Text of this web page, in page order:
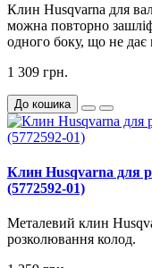
Клин Husqvarna для
можна повторно
одного боку, що не дає
1 309 грн.
До кошика
Клин Husqvarna для
(5772592-01)
Металевий клин
розколювання колод.